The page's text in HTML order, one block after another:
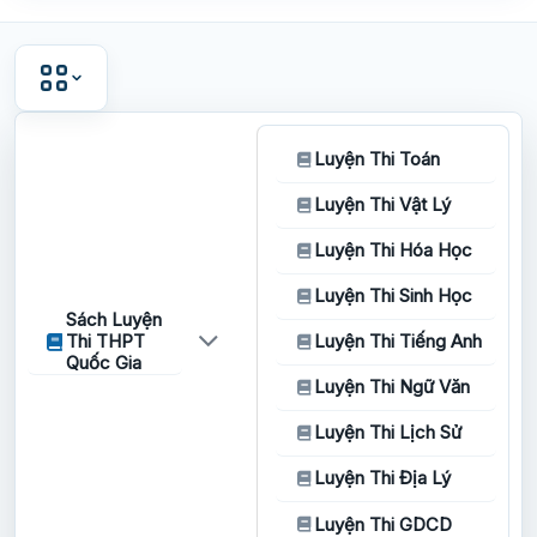
Sách Luyện
Thi THPT
Quốc Gia
Luyện Thi Toán
Luyện Thi Vật Lý
Luyện Thi Hóa Học
Luyện Thi Sinh Học
Luyện Thi Tiếng Anh
Luyện Thi Ngữ Văn
Luyện Thi Lịch Sử
Luyện Thi Địa Lý
Luyện Thi GDCD